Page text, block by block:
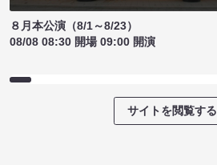
８月本公演（8/1～8/23）
08/08 08:30 開場 09:00 開演
サイトを閲覧する